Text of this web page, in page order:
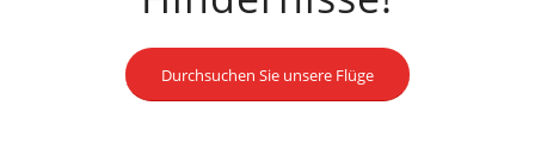
GABELFLÜGE
Durchsuchen Sie unsere Flüge